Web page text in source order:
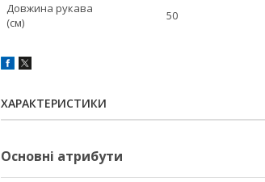
Довжина рукава
(см)
50
ХАРАКТЕРИСТИКИ
Основні атрибути